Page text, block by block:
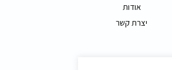
אודות
יצרת קשר